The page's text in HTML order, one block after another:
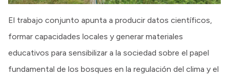
El trabajo conjunto apunta a producir datos científicos,
formar capacidades locales y generar materiales
educativos para sensibilizar a la sociedad sobre el papel
fundamental de los bosques en la regulación del clima y el